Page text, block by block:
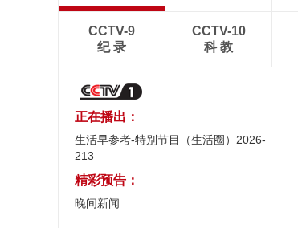
CCTV-9
纪 录
CCTV-10
科 教
正在播出：
生活早参考-特别节目（生活圈）2026-
213
精彩预告：
晚间新闻